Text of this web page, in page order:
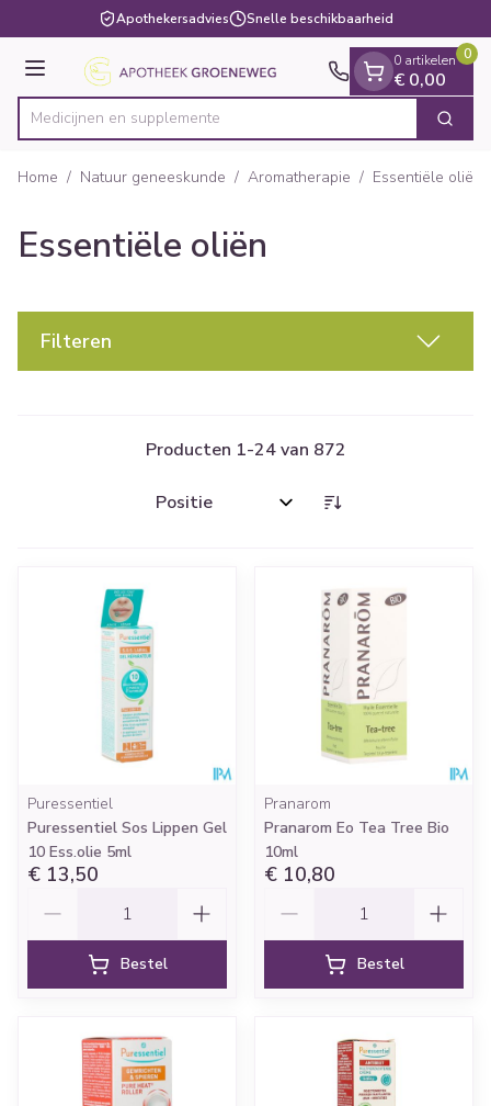
Ga naar de inhoudApothekersadvies Snelle beschikbaarheid
Menu
Product, merk, categorie...
Medici Zoek
0 artikelen
€ 0,00
0
Home / Natuur geneeskunde / Aromatherapie / Essentiële oliën
Essentiële oliën
Filteren
Producten 1-24van 872
Sorteer op:
Puressentiel
Puressentiel Sos Lippen Gel
10 Ess.olie 5ml
€ 13,50
Bestel
Pranarom
Pranarom Eo Tea Tree Bio
10ml
€ 10,80
Bestel